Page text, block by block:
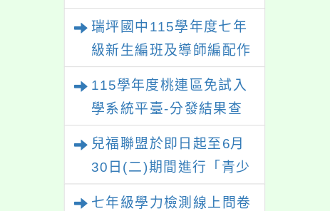
瑞坪國中115學年度七年
級新生編班及導師編配作
業公告
115學年度桃連區免試入
學系統平臺-分發結果查
詢
兒福聯盟於即日起至6月
30日(二)期間進行「青少
七年級學力檢測線上問卷